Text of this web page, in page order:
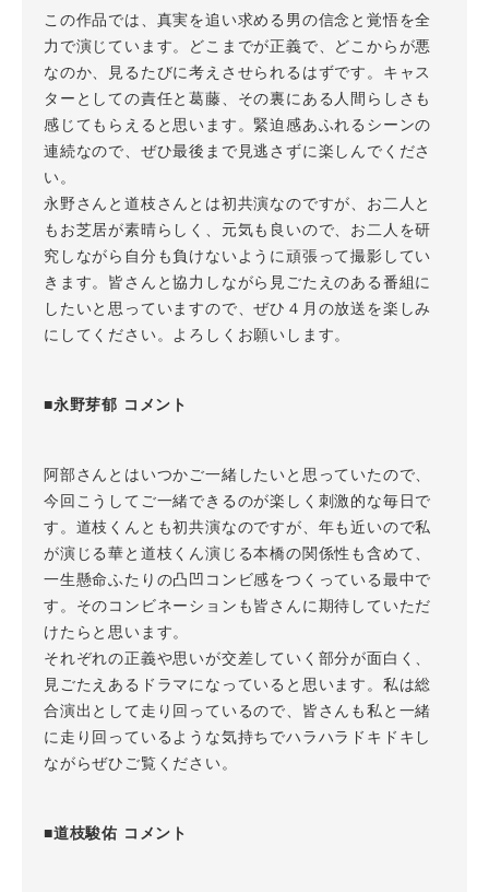
この作品では、真実を追い求める男の信念と覚悟を全
力で演じています。どこまでが正義で、どこからが悪
なのか、見るたびに考えさせられるはずです。キャス
ターとしての責任と葛藤、その裏にある人間らしさも
感じてもらえると思います。緊迫感あふれるシーンの
連続なので、ぜひ最後まで見逃さずに楽しんでくださ
い。
永野さんと道枝さんとは初共演なのですが、お二人と
もお芝居が素晴らしく、元気も良いので、お二人を研
究しながら自分も負けないように頑張って撮影してい
きます。皆さんと協力しながら見ごたえのある番組に
したいと思っていますので、ぜひ４月の放送を楽しみ
にしてください。よろしくお願いします。
■永野芽郁 コメント
阿部さんとはいつかご一緒したいと思っていたので、
今回こうしてご一緒できるのが楽しく刺激的な毎日で
す。道枝くんとも初共演なのですが、年も近いので私
が演じる華と道枝くん演じる本橋の関係性も含めて、
一生懸命ふたりの凸凹コンビ感をつくっている最中で
す。そのコンビネーションも皆さんに期待していただ
けたらと思います。
それぞれの正義や思いが交差していく部分が面白く、
見ごたえあるドラマになっていると思います。私は総
合演出として走り回っているので、皆さんも私と一緒
に走り回っているような気持ちでハラハラドキドキし
ながらぜひご覧ください。
■道枝駿佑 コメント